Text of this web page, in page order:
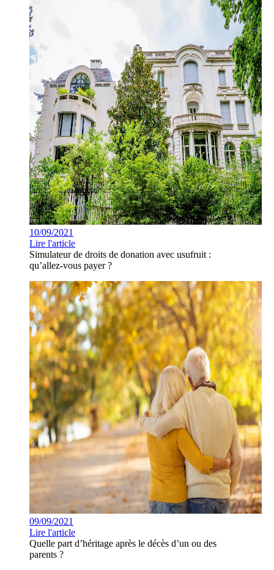
10/09/2021
Lire l'article
Simulateur de droits de donation avec usufruit :
qu’allez-vous payer ?
09/09/2021
Lire l'article
Quelle part d’héritage après le décès d’un ou des
parents ?